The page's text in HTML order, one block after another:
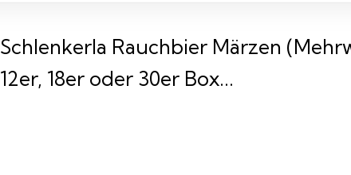
Schlenkerla Rauchbier Märzen
12er, 18er oder 30er Box...